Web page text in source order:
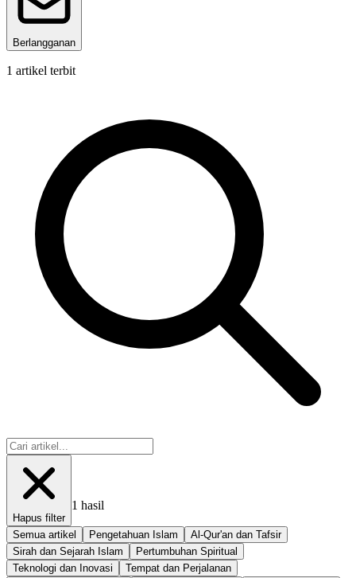
Berlangganan
1 artikel terbit
Hapus filter
1 hasil
Semua artikel Pengetahuan Islam
Al-Qur'an dan Tafsir
Sirah dan Sejarah Islam
Pertumbuhan Spiritual
Teknologi dan Inovasi
Tempat dan Perjalanan